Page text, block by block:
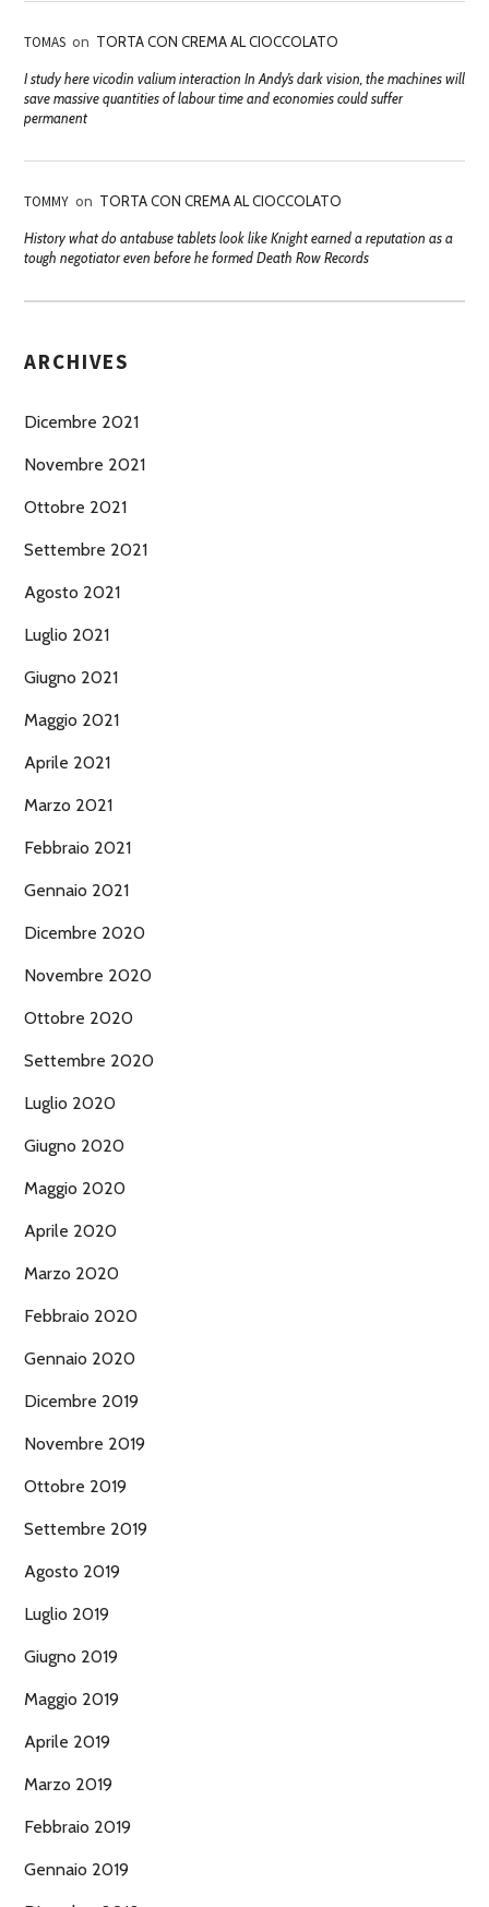
TOMAS on TORTA CON CREMA AL CIOCCOLATO
I study here vicodin valium interaction In Andy’s dark vision, the machines will
save massive quantities of labour time and economies could suffer
permanent
TOMMY on TORTA CON CREMA AL CIOCCOLATO
History what do antabuse tablets look like Knight earned a reputation as a
tough negotiator even before he formed Death Row Records
ARCHIVES
Dicembre 2021
Novembre 2021
Ottobre 2021
Settembre 2021
Agosto 2021
Luglio 2021
Giugno 2021
Maggio 2021
Aprile 2021
Marzo 2021
Febbraio 2021
Gennaio 2021
Dicembre 2020
Novembre 2020
Ottobre 2020
Settembre 2020
Luglio 2020
Giugno 2020
Maggio 2020
Aprile 2020
Marzo 2020
Febbraio 2020
Gennaio 2020
Dicembre 2019
Novembre 2019
Ottobre 2019
Settembre 2019
Agosto 2019
Luglio 2019
Giugno 2019
Maggio 2019
Aprile 2019
Marzo 2019
Febbraio 2019
Gennaio 2019